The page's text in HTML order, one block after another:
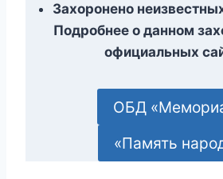
Захоронено
Подробнее о данном
официальных
ОБД
«Память